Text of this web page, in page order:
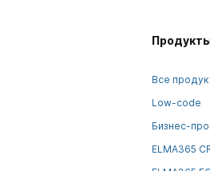
Все
Low-code
Бизнес-
ELMA365